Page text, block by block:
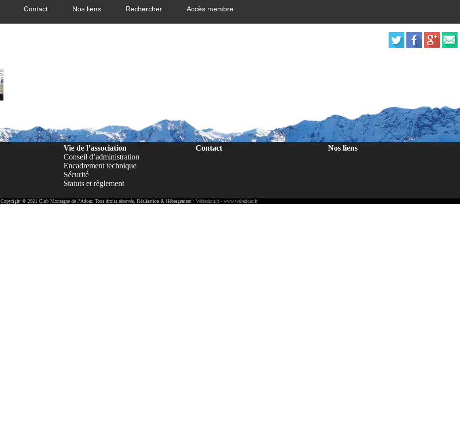
Contact Nos liens Rechercher Accès membre
Vie de l’association
Conseil d’administration
Encadrement technique
Sécurité
Statuts et règlement
Contact Nos liens
Copyright © 2021 Club Montagne de l’Adour. Tous droits réservés. Réalisation & Hébergement : Webadour.fr - www.webadour.fr